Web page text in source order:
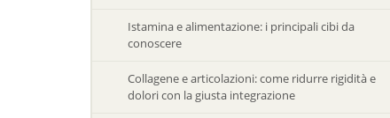
Istamina e alimentazione: i principali cibi da
conoscere
Collagene e articolazioni: come ridurre rigidità e
dolori con la giusta integrazione